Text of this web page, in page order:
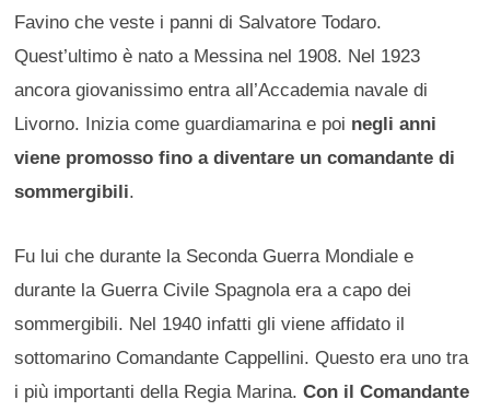
Favino che veste i panni di Salvatore Todaro.
Quest’ultimo è nato a Messina nel 1908. Nel 1923
ancora giovanissimo entra all’Accademia navale di
Livorno. Inizia come guardiamarina e poi negli anni
viene promosso fino a diventare un comandante di
sommergibili.
Fu lui che durante la Seconda Guerra Mondiale e
durante la Guerra Civile Spagnola era a capo dei
sommergibili. Nel 1940 infatti gli viene affidato il
sottomarino Comandante Cappellini. Questo era uno tra
i più importanti della Regia Marina.Con il Comandante